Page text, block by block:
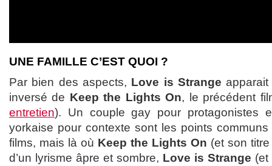
UNE FAMILLE C’EST QUOI ?
Par bien des aspects, Love is Strange
inversé de Keep the Lights On, le précédent
entretien). Un couple gay pour protagonistes
yorkaise pour contexte sont les points
films, mais là où Keep the Lights On (et son
d’un lyrisme âpre et sombre, Love is Strange (et